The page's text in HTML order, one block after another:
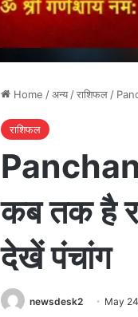
Home /अन्य /राशिफल /
राशिफल
कब तक है
देखें पंचांग
newsdesk2 May